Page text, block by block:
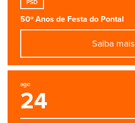
PSD
50º Anos de Festa do Pontal
Saiba mais
ago
24